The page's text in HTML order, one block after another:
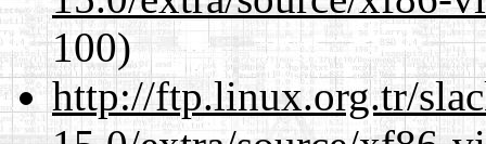
100)
http://ftp.linux.org.tr/